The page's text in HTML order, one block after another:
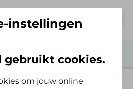
instellingen
gebruikt cookies.
om jouw online